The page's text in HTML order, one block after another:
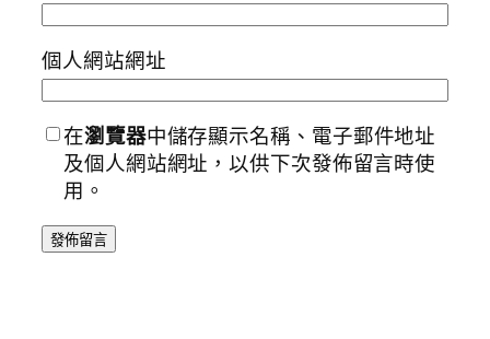
個人網站網址
在瀏覽器中儲存顯示名稱、電子郵件地址
及個人網站網址，以供下次發佈留言時使
用。